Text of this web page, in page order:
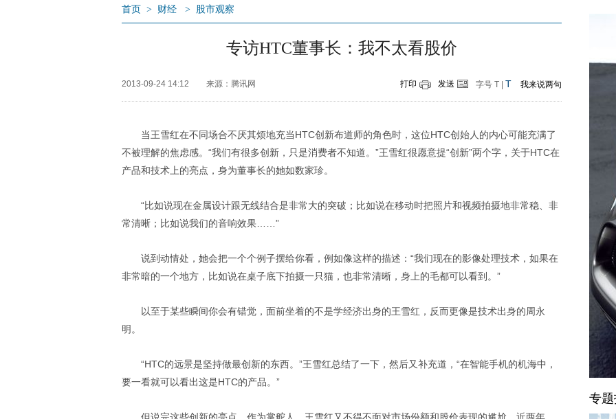
首页 > 财经 > 股市观察
专访HTC董事长：我不太看股价
2013-09-24 14:12 来源：腾讯网 打印 发送 字号 T T 我来说两句
当王雪红在不同场合不厌其烦地充当HTC创新布道师的角色时，这位HTC创始人的内心可能充满了
不被理解的焦虑感。“我们有很多创新，只是消费者不知道。”王雪红很愿意提“创新”两个字，关于HTC在
产品和技术上的亮点，身为董事长的她如数家珍。
“比如说现在金属设计跟无线结合是非常大的突破；比如说在移动时把照片和视频拍摄地非常稳、非
常清晰；比如说我们的音响效果……”
说到动情处，她会把一个个例子摆给你看，例如像这样的描述：“我们现在的影像处理技术，如果在
非常暗的一个地方，比如说在桌子底下拍摄一只猫，也非常清晰，身上的毛都可以看到。”
以至于某些瞬间你会有错觉，面前坐着的不是学经济出身的王雪红，反而更像是技术出身的周永
明。
“HTC的远景是坚持做最创新的东西。”王雪红总结了一下，然后又补充道，“在智能手机的机海中，
要一看就可以看出这是HTC的产品。”
专